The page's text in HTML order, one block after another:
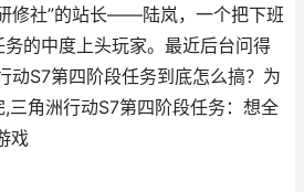
修社”的站长——陆岚，一个把下班
的中度上头玩家。最近后台问得
动S7第四阶段任务到底怎么搞？为
三角洲行动S7第四阶段任务：想全
戏